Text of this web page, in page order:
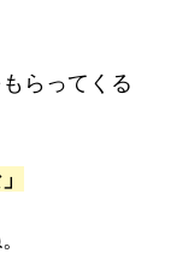
らってくる